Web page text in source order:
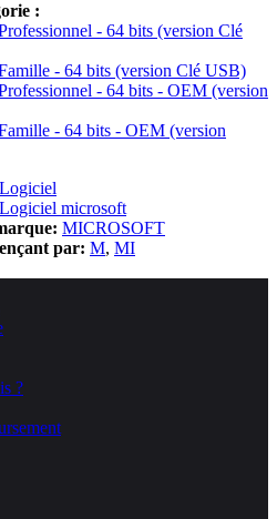
:
- 64 bits (version Clé
- 64 bits (version Clé USB)
- 64 bits - OEM (version
- 64 bits - OEM (version
Logiciel
Logiciel microsoft
MICROSOFT
par: M MI
?